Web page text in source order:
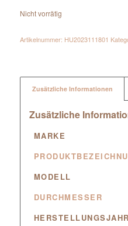
Nicht vorrätig
Artikelnummer: HU2023111801
Zusätzliche Informationen
Zusätzliche
MARKE
MODELL
DURCHMESSER
HERSTELLUNGSJAHR